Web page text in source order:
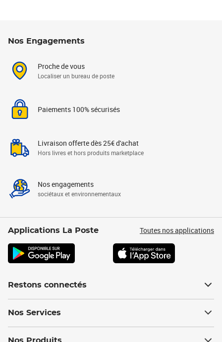
Nos Engagements
Proche de vous
Localiser un bureau de poste
Paiements 100% sécurisés
Livraison offerte dès 25€ d'achat
Hors livres et hors produits marketplace
Nos engagements
sociétaux et environnementaux
Applications La Poste Toutes nos applications
Restons connectés
Nos Services